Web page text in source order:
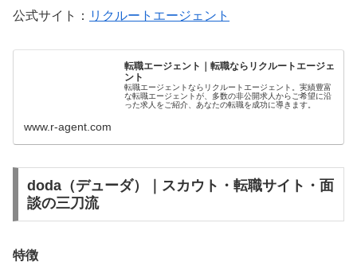
公式サイト： リクルートエージェント
転職エージェント｜転職ならリクルートエージェ
ント
転職エージェントならリクルートエージェント。実績豊富
な転職エージェントが、多数の非公開求人からご希望に沿
った求人をご紹介、あなたの転職を成功に導きます。
www.r-agent.com
doda（デューダ）｜スカウト・転職サイト・面
談の三刀流
特徴